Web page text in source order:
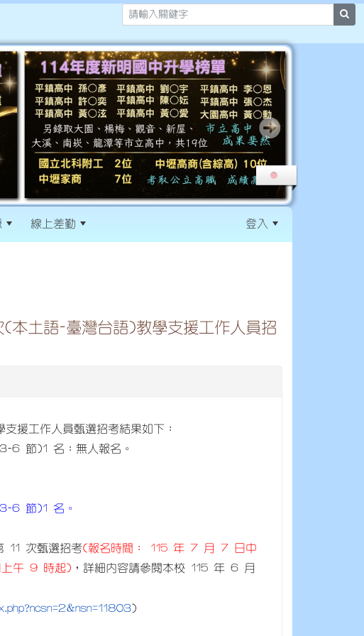
線上差勤 登入
(本土語-臺灣台語)教學支援工作人員招
援工作人員甄選招考結果如下：
6 節)1 名：無人報名。
6 節)1 名。
11 次甄選招考(報名時間： 115 年 7 月 7 日中
午 9 時起) ，詳細內容請參閱本校 115 年 6 月
)